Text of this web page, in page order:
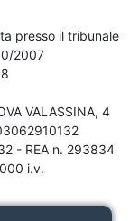
presso il tribunale
2007
VALASSINA, 4
- REA n. 293834
i.v.